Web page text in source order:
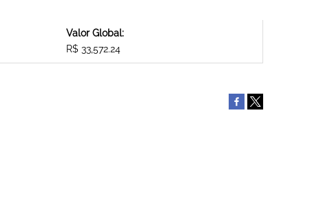
Valor Global:
R$ 33,572.24